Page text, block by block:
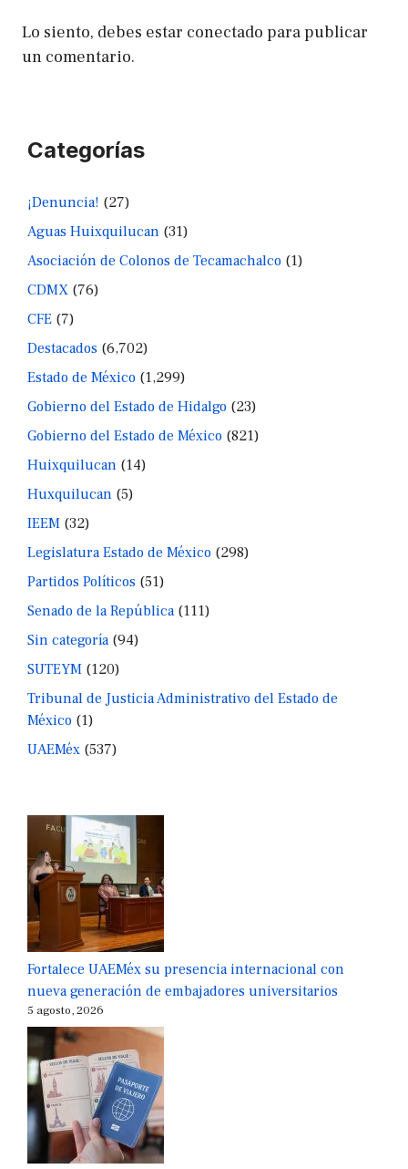
Lo siento, debes estar conectado para publicar
un comentario.
Categorías
¡Denuncia! (27)
Aguas Huixquilucan (31)
Asociación de Colonos de Tecamachalco (1)
CDMX (76)
CFE (7)
Destacados (6,702)
Estado de México (1,299)
Gobierno del Estado de Hidalgo (23)
Gobierno del Estado de México (821)
Huixquilucan (14)
Huxquilucan (5)
IEEM (32)
Legislatura Estado de México (298)
Partidos Políticos (51)
Senado de la República(111)
Sin categoría(94)
SUTEYM (120)
Tribunal de Justicia Administrativo del Estado de
México (1)
UAEMéx (537)
Fortalece UAEMéx su presencia internacional con
nueva generación de embajadores universitarios
5 agosto, 2026